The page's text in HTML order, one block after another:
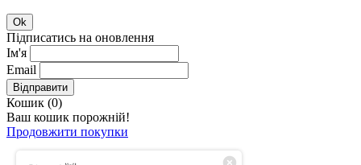
Ok
Підписатись на оновлення
Ім'я
Email
Відправити
Кошик (0)
Ваш кошик порожній!
Продовжити покупки